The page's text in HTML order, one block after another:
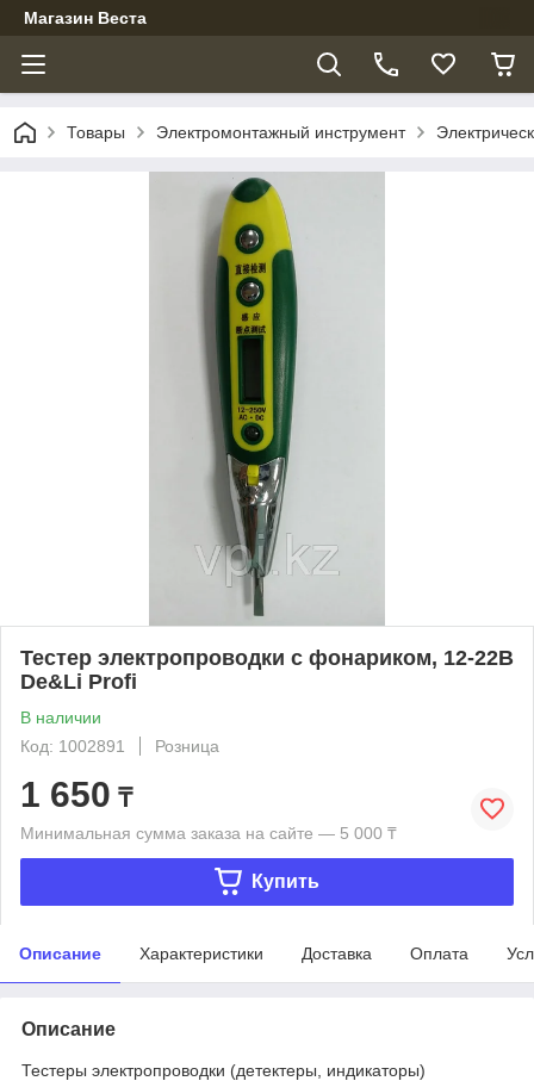
Магазин Веста
Товары Электромонтажный инструмент
Тестер электропроводки с фонариком, 12-22В
De&Li Profi
В наличии
Код: 1002891
Розница
1 650 ₸
Минимальная сумма заказа на сайте — 5 000 ₸
Купить
Описание Характеристики Доставка Оплата
Описание
Тестеры электропроводки (детектеры, индикаторы)